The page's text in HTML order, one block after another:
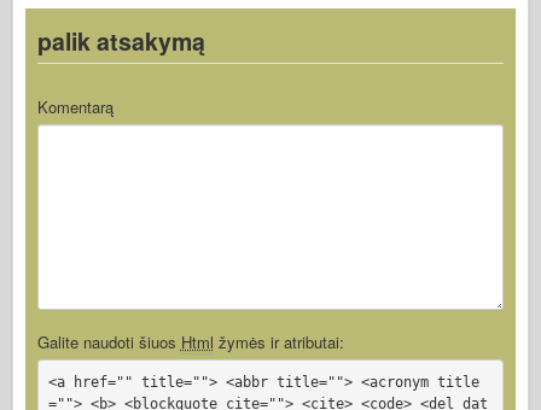
palik atsakymą
Komentarą
Galite naudoti šiuos Html žymės ir atributai:
<a href="" title=""> <abbr title=""> <acronym title
=""> <b> <blockquote cite=""> <cite> <code> <del dat